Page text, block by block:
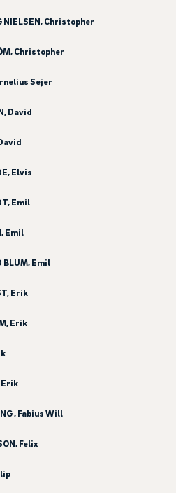
NIELSEN, Christopher
Christopher
Sejer
David
Elvis
Emil
Emil
BLUM, Emil
Erik
Erik
Erik
, Fabius Will
Felix